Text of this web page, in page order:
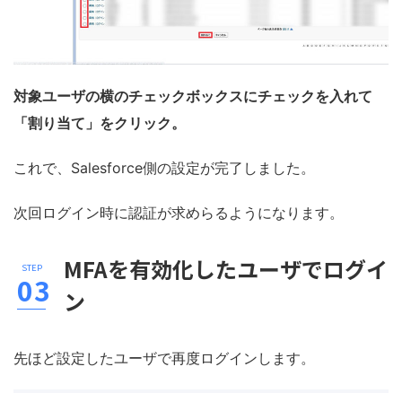
対象ユーザの横のチェックボックスにチェックを入れて
「割り当て」をクリック。
これで、Salesforce側の設定が完了しました。
次回ログイン時に認証が求めらるようになります。
MFAを有効化したユーザでログイ
ン
先ほど設定したユーザで再度ログインします。